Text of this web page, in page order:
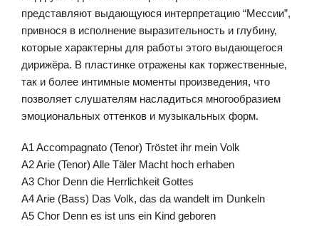
представляют выдающуюся интерпретацию “Мессии”,
привнося в исполнение выразительность и глубину,
которые характерны для работы этого выдающегося
дирижёра. В пластинке отражены как торжественные,
так и более интимные моменты произведения, что
позволяет слушателям насладиться многообразием
эмоциональных оттенков и музыкальных форм.
A1 Accompagnato (Tenor) Tröstet ihr mein Volk
A2 Arie (Tenor) Alle Täler Macht hoch erhaben
A3 Chor Denn die Herrlichkeit Gottes
A4 Arie (Bass) Das Volk, das da wandelt im Dunkeln
A5 Chor Denn es ist uns ein Kind geboren